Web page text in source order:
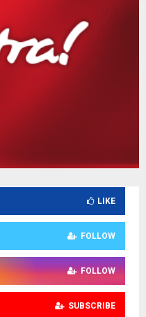
LIKE
FOLLOW
FOLLOW
SUBSCRIBE